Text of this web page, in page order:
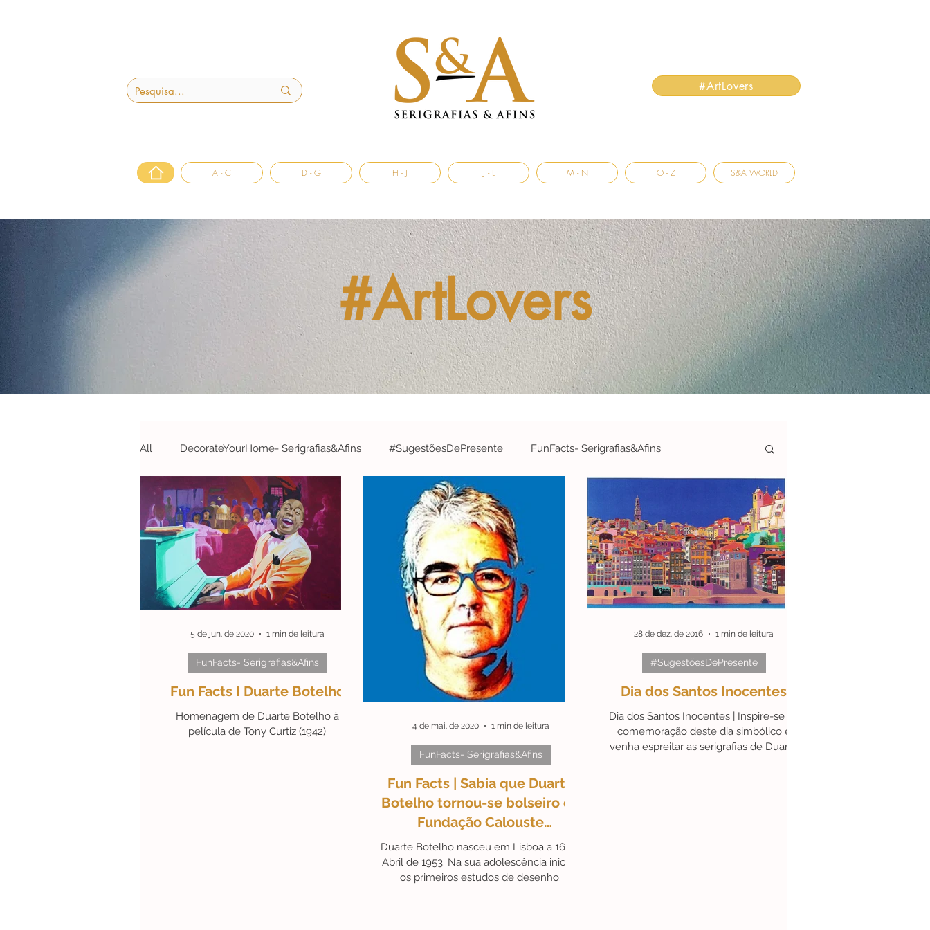
#ArtLovers
A - C D - G H - J J - L M - N O - Z S&A WORLD
#ArtLovers
All DecorateYourHome- Serigrafias&Afins #SugestõesDePresente FunFacts- Serigrafias&Afins
Campanhas&Passatempos- S&A #ArtistaDaSemana- Serigrafias&Afins #EdiçõesArtísticas-S&A
#DecorateYourOffice - S&A #Robótica&InteligênciaArtificial #EspecialCidades- Serigrafias&Afins
#parabéns #CelebrateWithS&A
#ArteEmDestaque Efemérides #Campanhas #ArteAstrológica #Ex-librisDeLisboa #Parcerias
#Personalidades #BlackFriday Artista do Mês #ArteAté250€
Fun Facts I Duarte Botelho
Homenagem de Duarte Botelho à
película de Tony Curtiz (1942)
FunFacts- Serigrafias&Afins
5 de jun. de 2020 1 min de leitura
Fun Facts | Sabia que Duarte
Botelho tornou-se bolseiro da
Fundação Calouste
Gulbenkian?
Duarte Botelho nasceu em Lisboa a 16 de
Abril de 1953. Na sua adolescência iniciou
os primeiros estudos de desenho.
FunFacts- Serigrafias&Afins
4 de mai. de 2020 1 min de leitura
Dia dos Santos Inocentes
Dia dos Santos Inocentes | Inspire-se na
comemoração deste dia simbólico e
venha espreitar as serigrafias de Duarte
#SugestõesDePresente
28 de dez. de 2016 1 min de leitura